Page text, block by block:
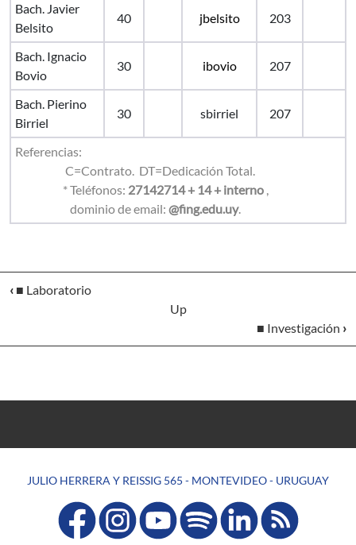
Bach. Javier
Belsito
40 jbelsito 203
Bach. Ignacio
Bovio
30 ibovio 207
Bach. Pierino
Birriel
30 sbirriel 207
Referencias:
C=Contrato. DT=Dedicación Total.
* Teléfonos: 27142714 + 14 + interno ,
dominio de email: @fing.edu.uy.
‹ ■ Laboratorio
Up
■ Investigación ›
JULIO HERRERA Y REISSIG 565 - MONTEVIDEO - URUGUAY